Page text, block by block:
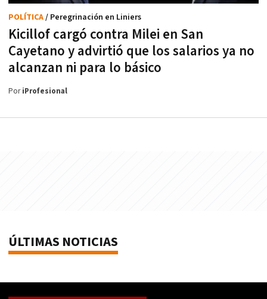
Kicillof cargó contra Milei en San
Cayetano y advirtió que los salarios ya no
alcanzan ni para lo básico
POLÍTICA/ Peregrinación en Liniers
PoriProfesional
ÚLTIMAS NOTICIAS